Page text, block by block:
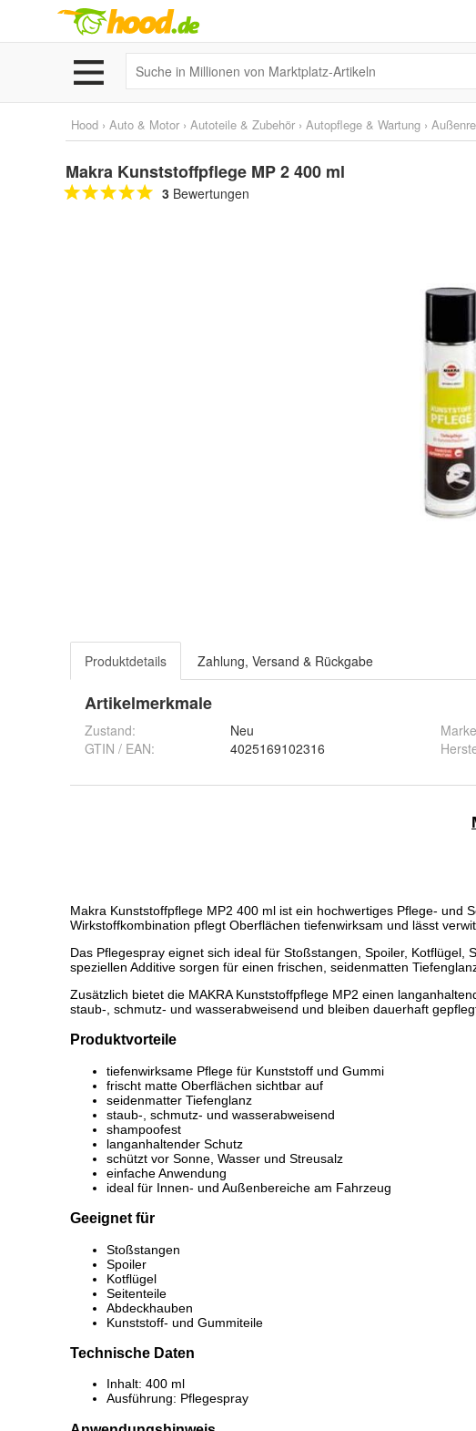
Hood › Auto & Motor › Autoteile & Zubehör › Autopflege & Wartung ›
Makra Kunststoffpflege MP 2 400 ml
3 Bewertungen
Produktdetails Zahlung, Versand & Rückgabe
Artikelmerkmale
Zustand:
Neu
GTIN / EAN:
4025169102316